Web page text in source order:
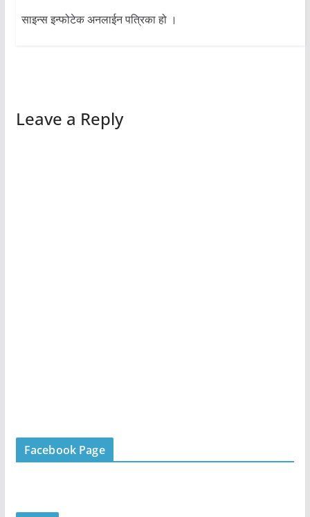
साइन्स इन्फोटेक अनलाईन पत्रिका हो ।
Leave a Reply
Facebook Page